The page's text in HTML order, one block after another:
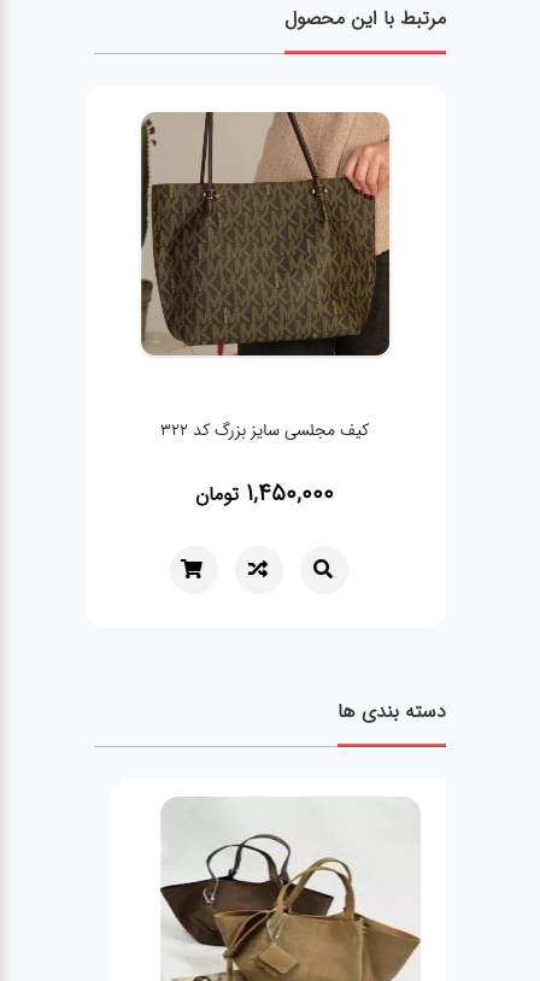
مرتبط با این محصول
کیف مجلسی سایز بزرگ کد 322
1,450,000 تومان
دسته بندی ها